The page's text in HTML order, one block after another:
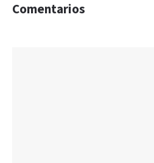
Comentarios